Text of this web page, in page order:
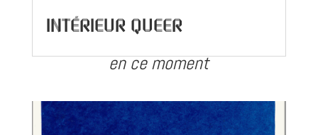
Intérieur Queer
en ce moment